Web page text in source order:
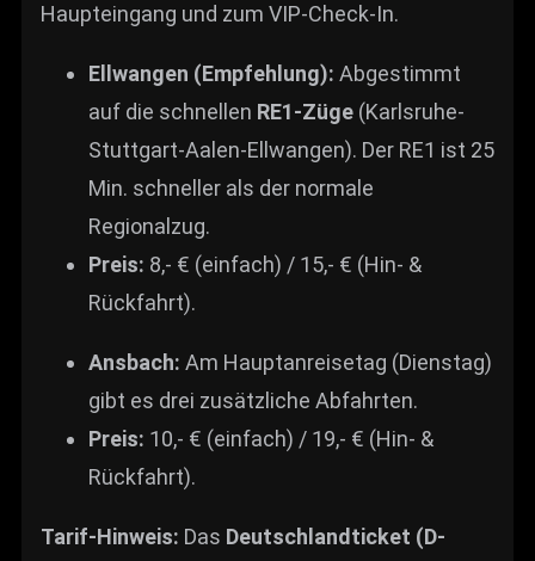
Haupteingang und zum VIP-Check-In.
Ellwangen (Empfehlung): Abgestimmt
auf die schnellen RE1-Züge (Karlsruhe-
Stuttgart-Aalen-Ellwangen). Der RE1 ist 25
Min. schneller als der normale
Regionalzug.
Preis: 8,- € (einfach) / 15,- € (Hin- &
Rückfahrt).
Ansbach: Am Hauptanreisetag (Dienstag)
gibt es drei zusätzliche Abfahrten.
Preis: 10,- € (einfach) / 19,- € (Hin- &
Rückfahrt).
Tarif-Hinweis: Das Deutschlandticket (D-